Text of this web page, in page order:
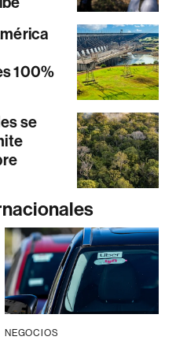
100%
se
NEGOCIOS